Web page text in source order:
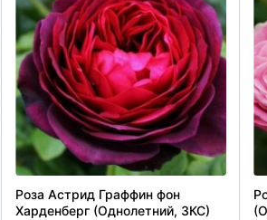
Роза Астрид Граффин фон
Харденберг (Однолетний, ЗКС)